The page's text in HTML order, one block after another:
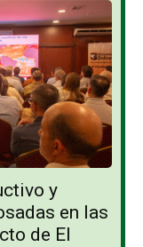
y
en las
de El